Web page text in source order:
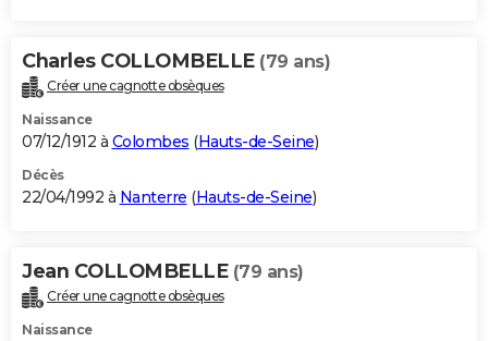
Charles COLLOMBELLE (79 ans)
Créer une cagnotte obsèques
Naissance
07/12/1912 à Colombes (Hauts-de-Seine)
Décès
22/04/1992 à Nanterre (Hauts-de-Seine)
Jean COLLOMBELLE (79 ans)
Créer une cagnotte obsèques
Naissance